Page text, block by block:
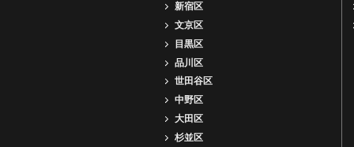
新宿区
文京区
目黒区
品川区
世田谷区
中野区
大田区
杉並区